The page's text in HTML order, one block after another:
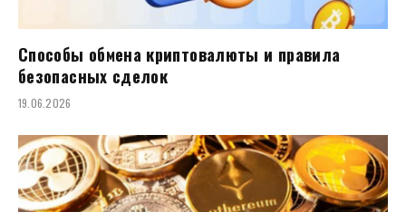
Способы обмена криптовалюты и правила
безопасных сделок
19.06.2026